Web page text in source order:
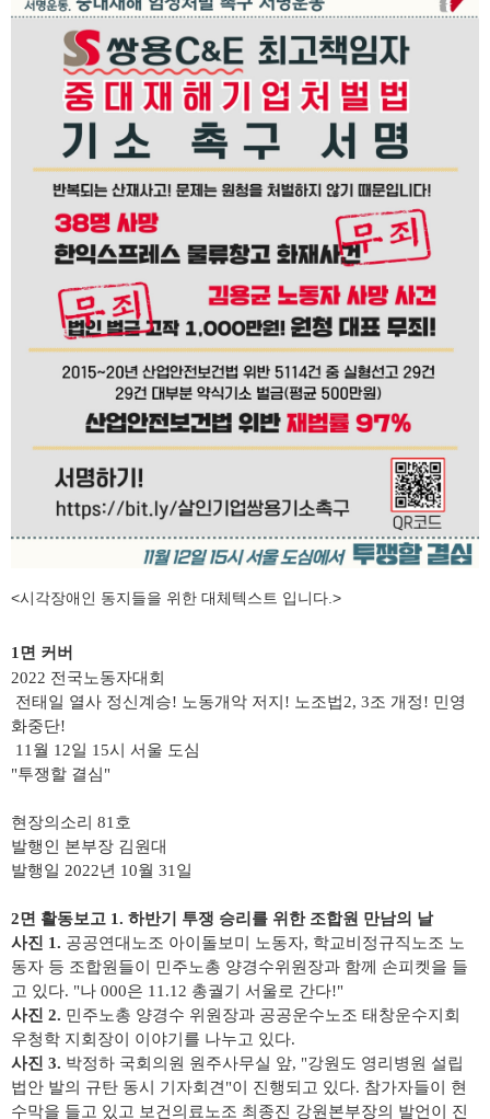
<시각장애인 동지들을 위한 대체텍스트 입니다.>
1면 커버
​2022 전국노동자대회
전태일 열사 정신계승! 노동개악 저지! 노조법2, 3조 개정! 민영
화중단!
11월 12일 15시 서울 도심
"투쟁할 결심"
현장의소리 81호
발행인 본부장 김원대
발행일 2022년 10월 31일
2면 활동보고 1. 하반기 투쟁 승리를 위한 조합원 만남의 날
사진 1. 공공연대노조 아이돌보미 노동자, 학교비정규직노조 노
동자 등 조합원들이 민주노총 양경수위원장과 함께 손피켓을 들
고 있다. "나 000은 11.12 총궐기 서울로 간다!"
사진 2. 민주노총 양경수 위원장과 공공운수노조 태창운수지회
우청학 지회장이 이야기를 나누고 있다.
사진 3. 박정하 국회의원 원주사무실 앞, "강원도 영리병원 설립
법안 발의 규탄 동시 기자회견"이 진행되고 있다. 참가자들이 현
수막을 들고 있고 보건의료노조 최종진 강원본부장의 발언이 진